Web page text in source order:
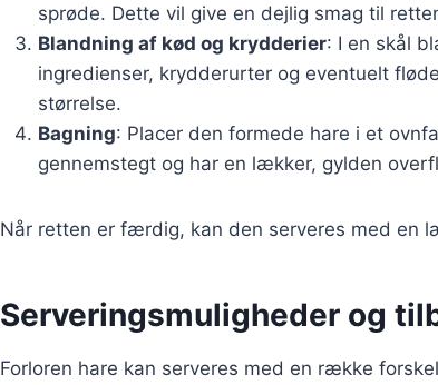
sprøde. Dette vil give en dejlig smag til
Blandning af kød og krydderier: I en skål
ingredienser, krydderurter og eventuelt
størrelse.
Bagning: Placer den formede hare i et
gennemstegt og har en lækker, gylden
Når retten er færdig, kan den serveres med en
Serveringsmuligheder og
Forloren hare kan serveres med en række